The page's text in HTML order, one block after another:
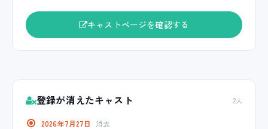
キャストページを確認する
登録が消えたキャスト 2人
2026年7月27日 消去